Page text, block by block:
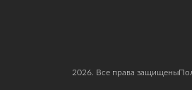
2026. Все права защищены